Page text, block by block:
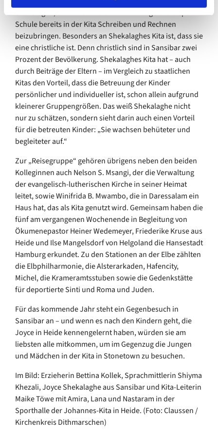
Shekalaghe, den Kindern als Vorbereitung auf die spätere
Schule bereits in der Kita Schreiben und Rechnen
beizubringen. Besonders an Shekalaghes Kita ist, dass sie
eine christliche ist. Denn christlich sind in Sansibar zwei
Prozent der Bevölkerung. Shekalaghes Kita hat – auch
durch Beiträge der Eltern – im Vergleich zu staatlichen
Kitas den Vorteil, dass die Betreuung der Kinder
persönlicher und individueller ist, schon allein aufgrund
kleinerer Gruppengrößen. Das weiß Shekalaghe nicht
nur zu schätzen, sondern sieht darin auch einen Vorteil
für die betreuten Kinder: „Sie wachsen behüteter und
begleiteter auf.“
Zur „Reisegruppe“ gehören übrigens neben den beiden
Kolleginnen auch Nelson S. Msangi, der die Verwaltung
der evangelisch-lutherischen Kirche in seiner Heimat
leitet, sowie Winifrida B. Mwambo, die in Daressalam ein
Haus hat, das als Kita genutzt wird. Gemeinsam haben die
fünf am vergangenen Wochenende in Begleitung von
Ökumenepastor Heiner Wedemeyer, Friederike Kruse aus
Heide und Ilse Mangelsdorf von Helgoland die Hansestadt
Hamburg erkundet. Zu den Stationen an der Elbe zählten
die Elbphilharmonie, die Alsterarkaden, Hafencity,
Michel, die Krameramtsstuben sowie die Gedenkstätte
für deportierte Sinti und Roma und Juden.
Für das kommende Jahr steht ein Gegenbesuch in
Sansibar an – und wenn es nach den Kindern geht, die
Joyce in Heide kennengelernt haben, würden sie am
liebsten alle mitkommen, um im Gegenzug die Jungen
und Mädchen in der Kita in Stonetown zu besuchen.
Im Bild: Erzieherin Bettina Kollek, Sprachmittlerin Shiyma
Khezali, Joyce Shekalaghe aus Sansibar und Kita-Leiterin
Maike Töwe mit Amira, Lana und Nastaram in der
Sporthalle der Johannes-Kita in Heide. (Foto: Claussen /
Kirchenkreis Dithmarschen)